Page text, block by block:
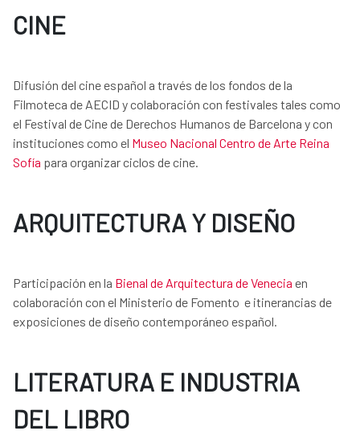
CINE
Difusión del cine español a través de los fondos de la
Filmoteca de AECID y colaboración con festivales tales como
el Festival de Cine de Derechos Humanos de Barcelona y con
instituciones como el Museo Nacional Centro de Arte Reina
Sofía para organizar ciclos de cine.
ARQUITECTURA Y DISEÑO
Participación en la Bienal de Arquitectura de Venecia en
colaboración con el Ministerio de Fomento e itinerancias de
exposiciones de diseño contemporáneo español.
LITERATURA E INDUSTRIA
DEL LIBRO